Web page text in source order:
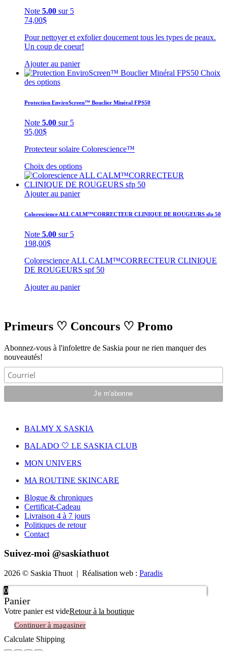
Note 5.00 sur 5
74,00$
Pour nettoyer et exfolier doucement tous les types de peaux.
Un coup de coeur!
Ajouter au panier
Choix
des options
Protection EnviroScreen™ Bouclier Minéral FPS50
Note 5.00 sur 5
95,00$
Protecteur solaire Colorescience™
Choix des options
Ajouter au panier
Colorescience ALL CALM™CORRECTEUR CLINIQUE DE ROUGEURS sfp 50
Note 5.00 sur 5
198,00$
Colorescience ALL CALM™CORRECTEUR CLINIQUE
DE ROUGEURS spf 50
Ajouter au panier
Primeurs ♡ Concours ♡ Promo
Abonnez-vous à l'infolettre de Saskia pour ne rien manquer des
nouveautés!
BALMY X SASKIA
BALADO 🤍 LE SASKIA CLUB
MON UNIVERS
MA ROUTINE SKINCARE
Blogue & chroniques
Certificat-Cadeau
Livraison 4 à 7 jours
Politiques de retour
Contact
Suivez-moi @saskiathuot
2026 © Saskia Thuot | Réalisation web : Paradis
0
Panier
Votre panier est videRetour à la boutique
Continuer à magasiner
Calculate Shipping